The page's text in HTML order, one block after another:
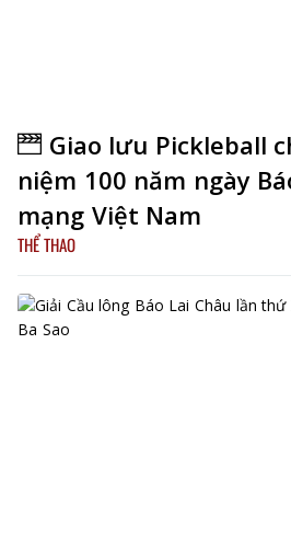
Giao lưu Pickleball
niệm 100 năm ngày
mạng Việt Nam
THỂ THAO